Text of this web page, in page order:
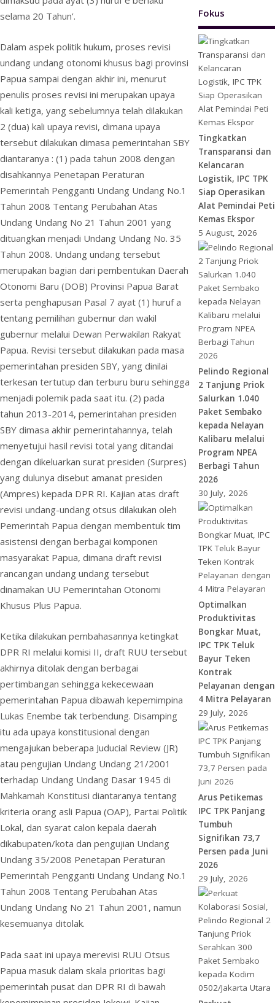
selama 20 Tahun’.
Dalam aspek politik hukum, proses revisi
undang undang otonomi khusus bagi provinsi
Papua sampai dengan akhir ini, menurut
penulis proses revisi ini merupakan upaya
kali ketiga, yang sebelumnya telah dilakukan
2 (dua) kali upaya revisi, dimana upaya
tersebut dilakukan dimasa pemerintahan SBY
diantaranya : (1) pada tahun 2008 dengan
disahkannya Penetapan Peraturan
Pemerintah Pengganti Undang Undang No.1
Tahun 2008 Tentang Perubahan Atas
Undang Undang No 21 Tahun 2001 yang
dituangkan menjadi Undang Undang No. 35
Tahun 2008. Undang undang tersebut
merupakan bagian dari pembentukan Daerah
Otonomi Baru (DOB) Provinsi Papua Barat
serta penghapusan Pasal 7 ayat (1) huruf a
tentang pemilihan gubernur dan wakil
gubernur melalui Dewan Perwakilan Rakyat
Papua. Revisi tersebut dilakukan pada masa
pemerintahan presiden SBY, yang dinilai
terkesan tertutup dan terburu buru sehingga
menjadi polemik pada saat itu. (2) pada
tahun 2013-2014, pemerintahan presiden
SBY dimasa akhir pemerintahannya, telah
menyetujui hasil revisi total yang ditandai
dengan dikeluarkan surat presiden (Surpres)
yang dulunya disebut amanat presiden
(Ampres) kepada DPR RI. Kajian atas draft
revisi undang-undang otsus dilakukan oleh
Pemerintah Papua dengan membentuk tim
asistensi dengan berbagai komponen
masyarakat Papua, dimana draft revisi
rancangan undang undang tersebut
dinamakan UU Pemerintahan Otonomi
Khusus Plus Papua.
Ketika dilakukan pembahasannya ketingkat
DPR RI melalui komisi II, draft RUU tersebut
akhirnya ditolak dengan berbagai
pertimbangan sehingga kekecewaan
pemerintahan Papua dibawah kepemimpina
Lukas Enembe tak terbendung. Disamping
itu ada upaya konstitusional dengan
mengajukan beberapa Juducial Review (JR)
atau pengujian Undang Undang 21/2001
terhadap Undang Undang Dasar 1945 di
Mahkamah Konstitusi diantaranya tentang
kriteria orang asli Papua (OAP), Partai Politik
Lokal, dan syarat calon kepala daerah
dikabupaten/kota dan pengujian Undang
Undang 35/2008 Penetapan Peraturan
Pemerintah Pengganti Undang Undang No.1
Tahun 2008 Tentang Perubahan Atas
Undang Undang No 21 Tahun 2001, namun
kesemuanya ditolak.
Pada saat ini upaya merevisi RUU Otsus
Papua masuk dalam skala prioritas bagi
pemerintah pusat dan DPR RI di bawah
Fokus
Tingkatkan
Transparansi dan
Kelancaran
Logistik, IPC TPK
Siap Operasikan
Alat Pemindai Peti
Kemas Ekspor
5 August, 2026
Pelindo Regional
2 Tanjung Priok
Salurkan 1.040
Paket Sembako
kepada Nelayan
Kalibaru melalui
Program NPEA
Berbagi Tahun
2026
30 July, 2026
Optimalkan
Produktivitas
Bongkar Muat,
IPC TPK Teluk
Bayur Teken
Kontrak
Pelayanan dengan
4 Mitra Pelayaran
29 July, 2026
Arus Petikemas
IPC TPK Panjang
Tumbuh
Signifikan 73,7
Persen pada Juni
2026
29 July, 2026